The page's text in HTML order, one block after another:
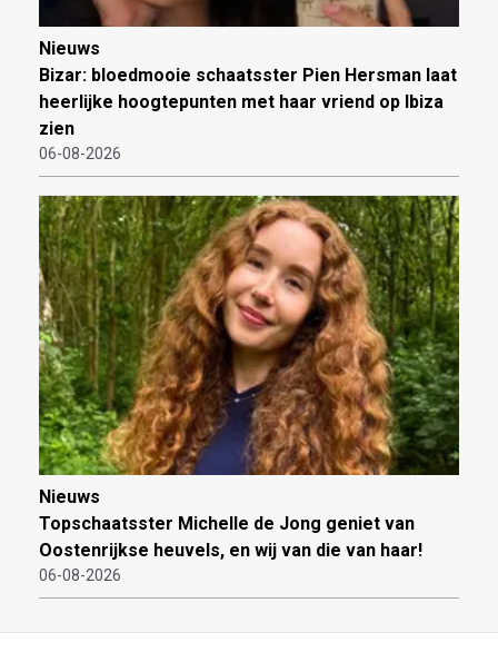
Nieuws
Bizar: bloedmooie schaatsster Pien Hersman laat
heerlijke hoogtepunten met haar vriend op Ibiza
zien
06-08-2026
Nieuws
Topschaatsster Michelle de Jong geniet van
Oostenrijkse heuvels, en wij van die van haar!
06-08-2026